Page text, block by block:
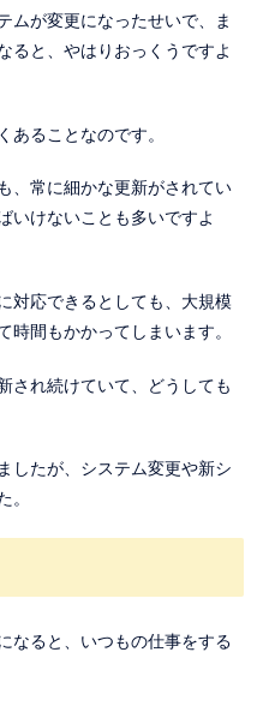
ムが変更になったせいで、ま
ると、やはりおっくうですよ
あることなのです。
、常に細かな更新がされてい
いけないことも多いですよ
対応できるとしても、大規模
時間もかかってしまいます。
され続けていて、どうしても
したが、システム変更や新シ
。
なると、いつもの仕事をする